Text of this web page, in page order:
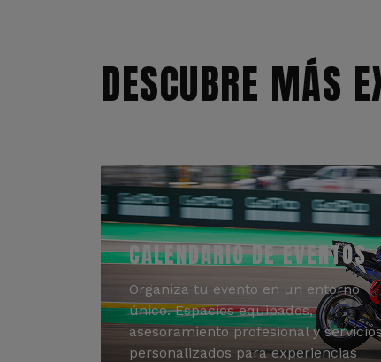
DESCUBRE MÁS
CALENDARIO DE EVENTOS
Organiza tu evento en un entorno
único. Espacios equipados,
asesoramiento profesional y
personalizados para experiencias